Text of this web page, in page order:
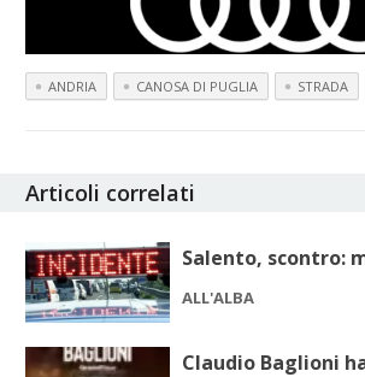
ANDRIA CANOSA DI PUGLIA STRADA
Articoli correlati
Salento, scontro:
ALL'ALBA
Claudio Baglioni